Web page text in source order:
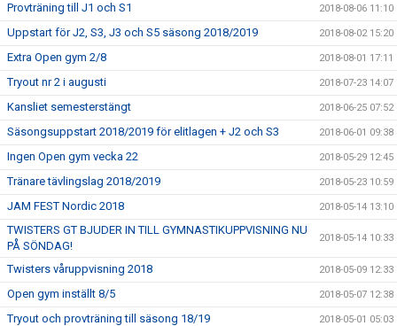
Provträning till J1 och S1 2018-08-06 11:10
Uppstart för J2, S3, J3 och S5 säsong 2018/2019 2018-08-02 15:20
Extra Open gym 2/8 2018-08-01 17:11
Tryout nr 2 i augusti 2018-07-23 14:07
Kansliet semesterstängt 2018-06-25 07:52
Säsongsuppstart 2018/2019 för elitlagen + J2 och S3 2018-06-01 09:38
Ingen Open gym vecka 22 2018-05-29 12:45
Tränare tävlingslag 2018/2019 2018-05-23 10:59
JAM FEST Nordic 2018 2018-05-14 13:10
TWISTERS GT BJUDER IN TILL GYMNASTIKUPPVISNING NU
PÅ SÖNDAG!
2018-05-14 10:33
Twisters våruppvisning 2018 2018-05-09 12:33
Open gym inställt 8/5 2018-05-07 12:38
Tryout och provträning till säsong 18/19 2018-05-01 05:03